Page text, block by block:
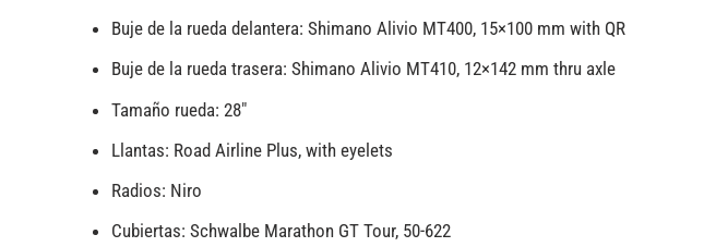
Buje de la rueda delantera: Shimano Alivio MT400, 15×100 mm with QR
Buje de la rueda trasera: Shimano Alivio MT410, 12×142 mm thru axle
Tamaño rueda: 28″
Llantas: Road Airline Plus, with eyelets
Radios: Niro
Cubiertas: Schwalbe Marathon GT Tour, 50-622